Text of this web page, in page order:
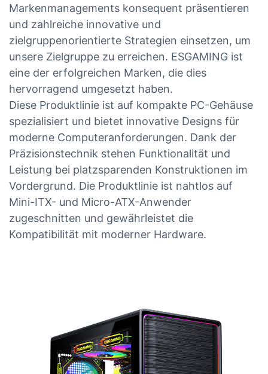
Markenmanagements konsequent präsentieren
und zahlreiche innovative und
zielgruppenorientierte Strategien einsetzen, um
unsere Zielgruppe zu erreichen. ESGAMING ist
eine der erfolgreichen Marken, die dies
hervorragend umgesetzt haben.
Diese Produktlinie ist auf kompakte PC-Gehäuse
spezialisiert und bietet innovative Designs für
moderne Computeranforderungen. Dank der
Präzisionstechnik stehen Funktionalität und
Leistung bei platzsparenden Konstruktionen im
Vordergrund. Die Produktlinie ist nahtlos auf
Mini-ITX- und Micro-ATX-Anwender
zugeschnitten und gewährleistet die
Kompatibilität mit moderner Hardware.